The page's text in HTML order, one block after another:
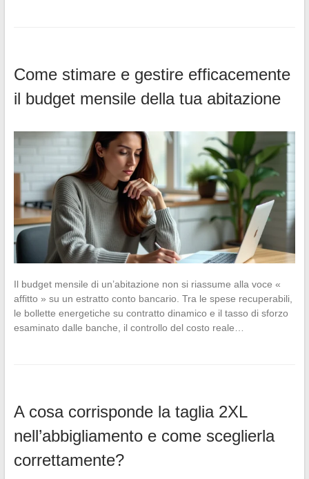
Come stimare e gestire efficacemente
il budget mensile della tua abitazione
Il budget mensile di un’abitazione non si riassume alla voce «
affitto » su un estratto conto bancario. Tra le spese recuperabili,
le bollette energetiche su contratto dinamico e il tasso di sforzo
esaminato dalle banche, il controllo del costo reale…
A cosa corrisponde la taglia 2XL
nell’abbigliamento e come sceglierla
correttamente?